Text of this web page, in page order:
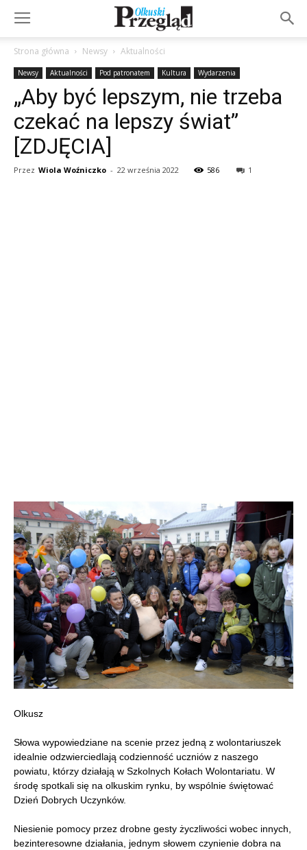
Strona główna Newsy Aktualności
Newsy Aktualności Pod patronatem Kultura Wydarzenia
„Aby być lepszym, nie trzeba
czekać na lepszy świat”
[ZDJĘCIA]
Przez Wiola Woźniczko - 22 września 2022 586 1
Olkusz
Słowa wypowiedziane na scenie przez jedną z wolontariuszek
idealnie odzwierciedlają codzienność uczniów z naszego
powiatu, którzy działają w Szkolnych Kołach Wolontariatu. W
środę spotkali się na olkuskim rynku, by wspólnie świętować
Dzień Dobrych Uczynków.
Niesienie pomocy przez drobne gesty życzliwości wobec innych,
bezinteresowne działania, jednym słowem czynienie dobra na